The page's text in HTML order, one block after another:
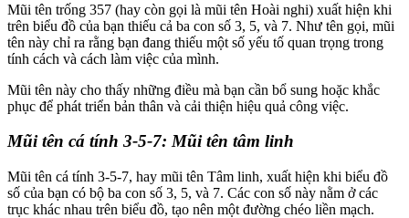
Mũi tên trống 357 (hay còn gọi là mũi tên Hoài nghi) xuất hiện khi
trên biểu đồ của bạn thiếu cả ba con số 3, 5, và 7. Như tên gọi, mũi
tên này chỉ ra rằng bạn đang thiếu một số yếu tố quan trọng trong
tính cách và cách làm việc của mình.
Mũi tên này cho thấy những điều mà bạn cần bổ sung hoặc khắc
phục để phát triển bản thân và cải thiện hiệu quả công việc.
Mũi tên cá tính 3-5-7: Mũi tên tâm linh
Mũi tên cá tính 3-5-7, hay mũi tên Tâm linh, xuất hiện khi biểu đồ
số của bạn có bộ ba con số 3, 5, và 7. Các con số này nằm ở các
trục khác nhau trên biểu đồ, tạo nên một đường chéo liền mạch.